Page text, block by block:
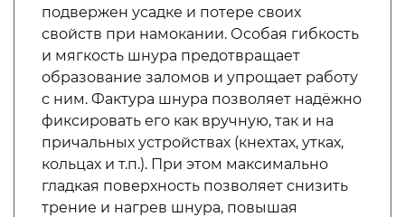
подвержен усадке и потере своих
свойств при намокании. Особая гибкость
и мягкость шнура предотвращает
образование заломов и упрощает работу
с ним. Фактура шнура позволяет надёжно
фиксировать его как вручную, так и на
причальных устройствах (кнехтах, утках,
кольцах и т.п.). При этом максимально
гладкая поверхность позволяет снизить
трение и нагрев шнура, повышая